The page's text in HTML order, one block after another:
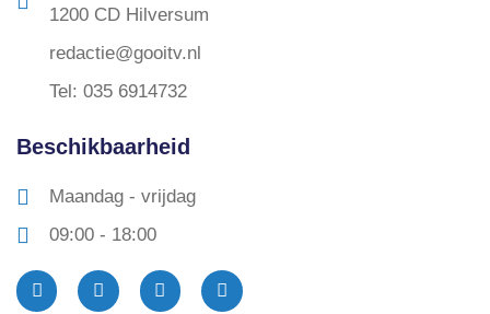
1200 CD Hilversum
redactie@gooitv.nl
Tel: 035 6914732
Beschikbaarheid
Maandag - vrijdag
09:00 - 18:00